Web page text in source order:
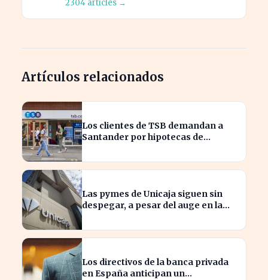
2304 articles →
Artículos relacionados
Los clientes de TSB demandan a
Santander por hipotecas de
Las pymes de Unicaja siguen sin
despegar, a pesar del auge en la
Los directivos de la banca privada
en España anticipan un